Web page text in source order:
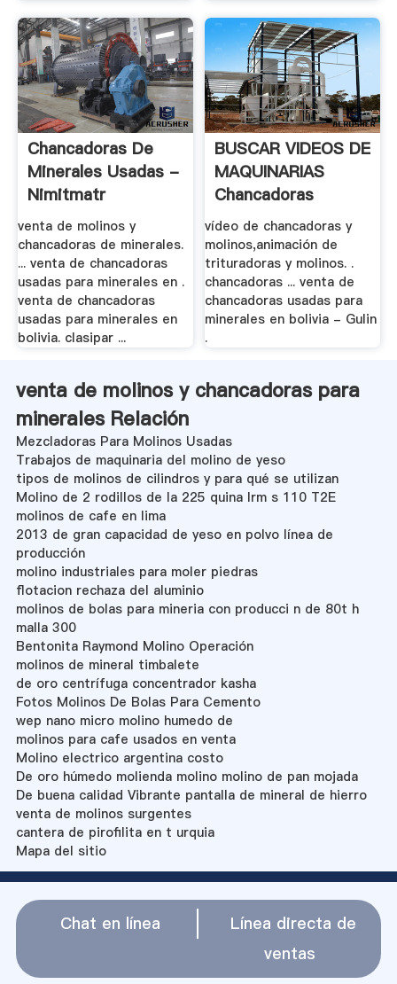
Chancadoras De
Minerales Usadas -
Nimitmatr
venta de molinos y
chancadoras de minerales.
... venta de chancadoras
usadas para minerales en .
venta de chancadoras
usadas para minerales en
bolivia. clasipar ...
BUSCAR VIDEOS DE
MAQUINARIAS
Chancadoras
vídeo de chancadoras y
molinos,animación de
trituradoras y molinos. .
chancadoras ... venta de
chancadoras usadas para
minerales en bolivia - Gulin
.
venta de molinos y chancadoras para
minerales Relación
Mezcladoras Para Molinos Usadas
Trabajos de maquinaria del molino de yeso
tipos de molinos de cilindros y para qué se utilizan
Molino de 2 rodillos de la 225 quina lrm s 110 T2E
molinos de cafe en lima
2013 de gran capacidad de yeso en polvo línea de
producción
molino industriales para moler piedras
flotacion rechaza del aluminio
molinos de bolas para mineria con producci n de 80t h
malla 300
Bentonita Raymond Molino Operación
molinos de mineral timbalete
de oro centrífuga concentrador kasha
Fotos Molinos De Bolas Para Cemento
wep nano micro molino humedo de
molinos para cafe usados en venta
Molino electrico argentina costo
De oro húmedo molienda molino molino de pan mojada
De buena calidad Vibrante pantalla de mineral de hierro
venta de molinos surgentes
cantera de pirofilita en t urquia
Mapa del sitio
Chat en línea
Línea directa de
ventas